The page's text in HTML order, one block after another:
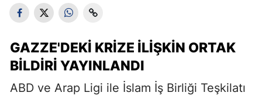
GAZZE'DEKI KRIZE İLIŞKIN ORTAK
BILDIRI YAYINLANDI
ABD ve Arap Ligi ile İslam İş Birliği Teşkilatı